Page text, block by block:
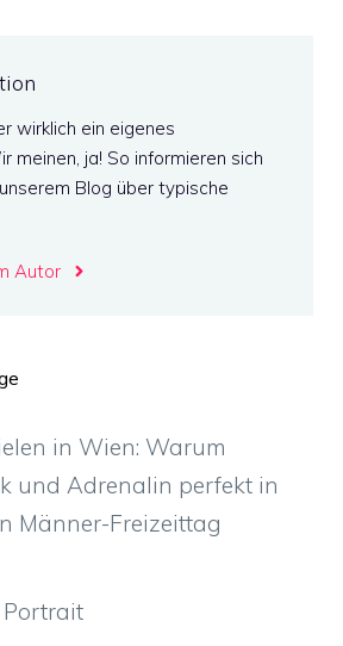
wirklich ein eigenes
meinen, ja! So informieren sich
Blog über typische
Autor
in Wien: Warum
und Adrenalin perfekt in
Männer-Freizeittag